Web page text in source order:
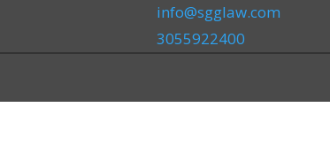
info@sgglaw.com
3055922400